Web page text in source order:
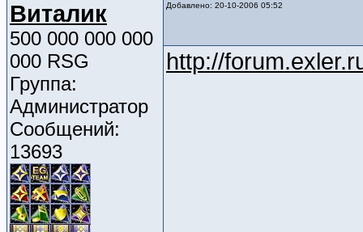
Виталик
500 000 000 000
000 RSG
Группа:
Администратор
Сообщений:
13693
Добавлено: 20-10-2006 05:52
http://